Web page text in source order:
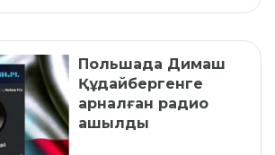
Польшада Димаш
Құдайбергенге
арналған радио
ашылды